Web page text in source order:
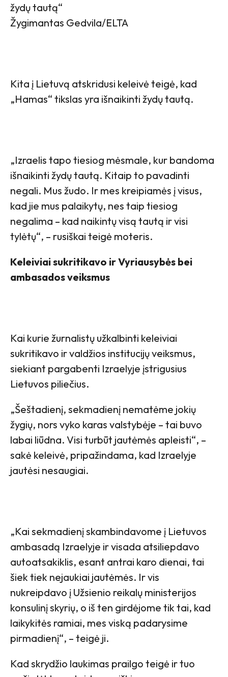
žydų tautą“
Žygimantas Gedvila/ELTA
Kita į Lietuvą atskridusi keleivė teigė, kad
„Hamas“ tikslas yra išnaikinti žydų tautą.
„Izraelis tapo tiesiog mėsmale, kur bandoma
išnaikinti žydų tautą. Kitaip to pavadinti
negali. Mus žudo. Ir mes kreipiamės į visus,
kad jie mus palaikytų, nes taip tiesiog
negalima – kad naikintų visą tautą ir visi
tylėtų“, – rusiškai teigė moteris.
Keleiviai sukritikavo ir Vyriausybės bei
ambasados veiksmus
Kai kurie žurnalistų užkalbinti keleiviai
sukritikavo ir valdžios institucijų veiksmus,
siekiant pargabenti Izraelyje įstrigusius
Lietuvos piliečius.
„Šeštadienį, sekmadienį nematėme jokių
žygių, nors vyko karas valstybėje – tai buvo
labai liūdna. Visi turbūt jautėmės apleisti“, –
sakė keleivė, pripažindama, kad Izraelyje
jautėsi nesaugiai.
„Kai sekmadienį skambindavome į Lietuvos
ambasadą Izraelyje ir visada atsiliepdavo
autoatsakiklis, esant antrai karo dienai, tai
šiek tiek nejaukiai jautėmės. Ir vis
nukreipdavo į Užsienio reikalų ministerijos
konsulinį skyrių, o iš ten girdėjome tik tai, kad
laikykitės ramiai, mes viską padarysime
pirmadienį“, – teigė ji.
Kad skrydžio laukimas prailgo teigė ir tuo